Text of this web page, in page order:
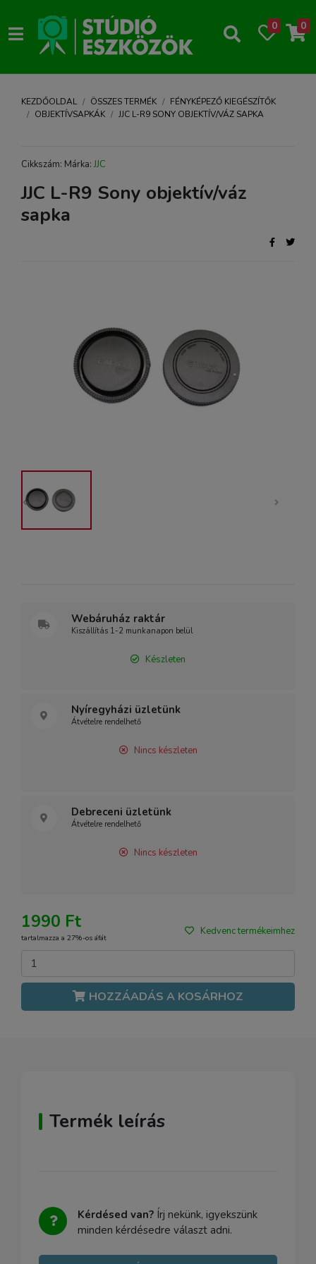
0 0
KEZDŐOLDAL ÖSSZES TERMÉK
FÉNYKÉPEZŐ KIEGÉSZÍTŐK
OBJEKTÍVSAPKÁK
JJC L-R9 SONY OBJEKTÍV/VÁZ SAPKA
Cikkszám: Márka: JJC
JJC L-R9 Sony objektív/váz
sapka
Webáruház raktár
Kiszállítás 1-2 munkanapon belül
Készleten
Nyíregyházi üzletünk
Átvételre rendelhető
Nincs készleten
Debreceni üzletünk
Átvételre rendelhető
Nincs készleten
1990 Ft
tartalmazza a 27%-os áfát
Kedvenc termékeimhez
HOZZÁADÁS A KOSÁRHOZ
Termék leírás
Kérdésed van? Írj nekünk, igyekszünk
minden kérdésedre választ adni.